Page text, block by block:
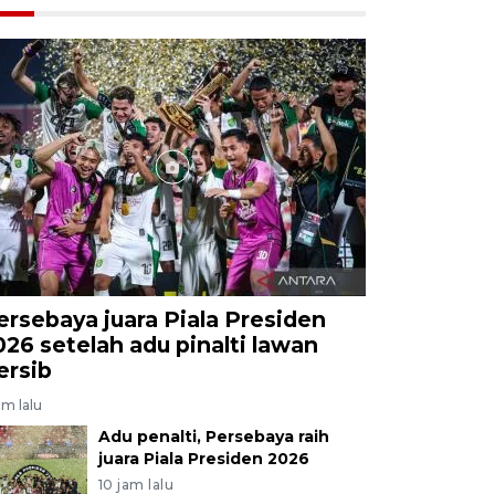
juara Piala Presiden
setelah adu pinalti lawan
lalu
Adu penalti, Persebaya raih
juara Piala Presiden 2026
10 jam lalu